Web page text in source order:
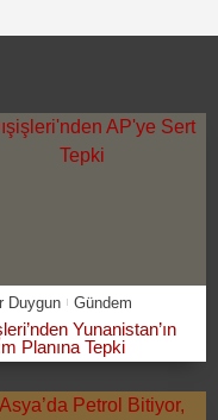
Duygun Gündem
Yunanistan’ın
Planına Tepki